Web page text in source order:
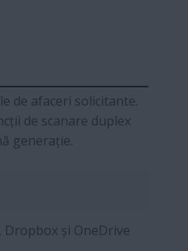
de afaceri solicitante.
de scanare duplex
generație.
și OneDrive